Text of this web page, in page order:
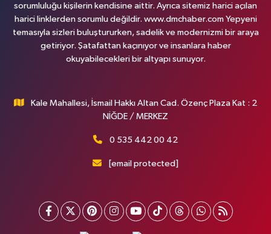
sorumluluğu kişilerin kendisine aittir. Ayrıca sitemiz harici açılan
harici linklerden sorumlu değildir. www.dmchaber.com Yepyeni
temasıyla sizleri buluştururken, sadelik ve modernizmi bir araya
getiriyor. Şatafattan kaçınıyor ve insanlara haber
okuyabilecekleri bir altyapı sunuyor.
Kale Mahallesi, İsmail Hakkı Altan Cad. Özenç Plaza Kat : 2
NİĞDE / MERKEZ
0 535 442 00 42
[email protected]